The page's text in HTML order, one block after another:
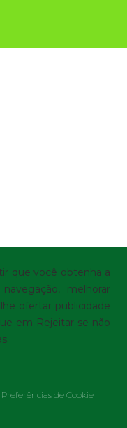
que você obtenha a
melhorar
ofertar publicidade
em Rejeitar se não
Preferências de Cookie